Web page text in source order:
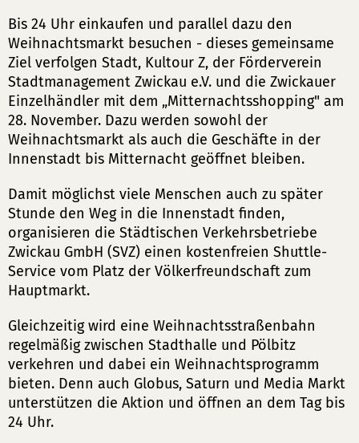
Bis 24 Uhr einkaufen und parallel dazu den
Weihnachtsmarkt besuchen - dieses gemeinsame
Ziel verfolgen Stadt, Kultour Z, der Förderverein
Stadtmanagement Zwickau e.V. und die Zwickauer
Einzelhändler mit dem „Mitternachtsshopping" am
28. November. Dazu werden sowohl der
Weihnachtsmarkt als auch die Geschäfte in der
Innenstadt bis Mitternacht geöffnet bleiben.
Damit möglichst viele Menschen auch zu später
Stunde den Weg in die Innenstadt finden,
organisieren die Städtischen Verkehrsbetriebe
Zwickau GmbH (SVZ) einen kostenfreien Shuttle-
Service vom Platz der Völkerfreundschaft zum
Hauptmarkt.
Gleichzeitig wird eine Weihnachtsstraßenbahn
regelmäßig zwischen Stadthalle und Pölbitz
verkehren und dabei ein Weihnachtsprogramm
bieten. Denn auch Globus, Saturn und Media Markt
unterstützen die Aktion und öffnen an dem Tag bis
24 Uhr.